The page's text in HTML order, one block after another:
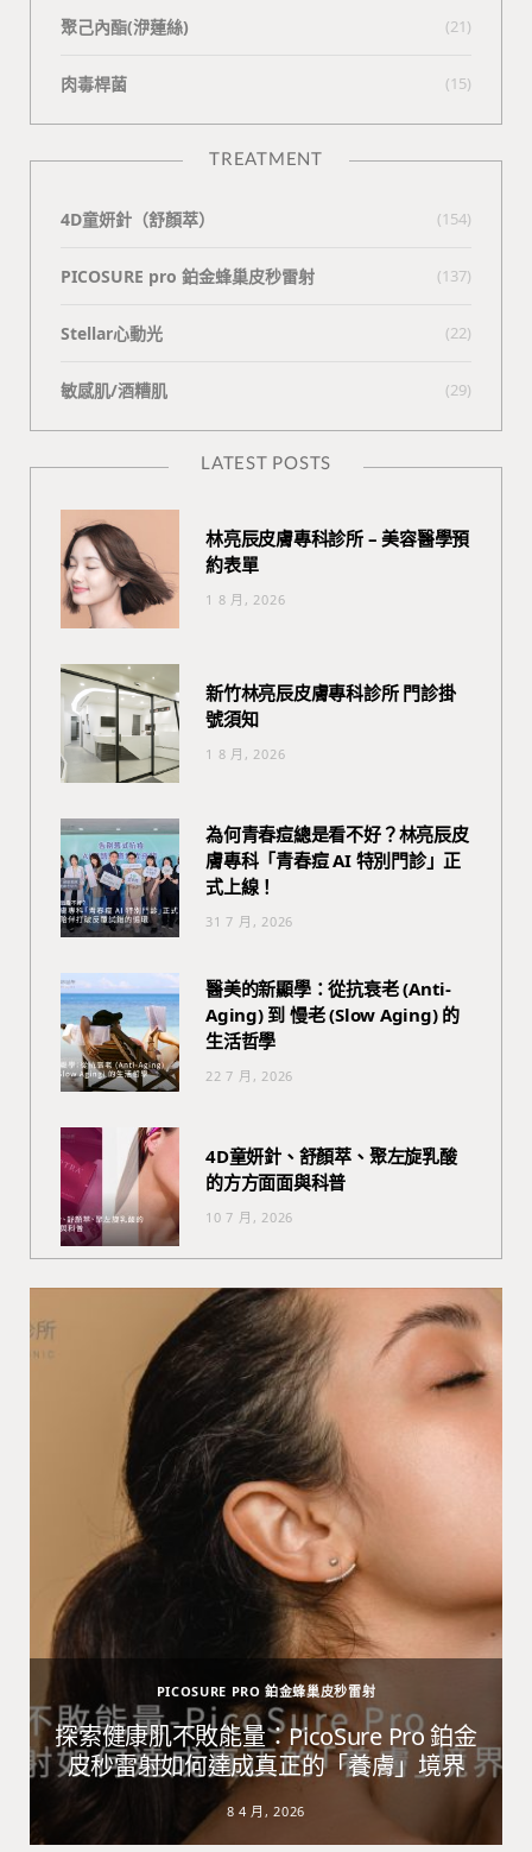
聚己內酯(洢蓮絲) (21)
肉毒桿菌 (15)
TREATMENT
4D童妍針（舒顏萃） (154)
PICOSURE pro 鉑金蜂巢皮秒雷射 (137)
Stellar心動光 (22)
敏感肌/酒糟肌 (29)
LATEST POSTS
林亮辰皮膚專科診所 – 美容醫學預
約表單
1 8 月, 2026
新竹林亮辰皮膚專科診所 門診掛
號須知
1 8 月, 2026
為何青春痘總是看不好？林亮辰皮
膚專科「青春痘 AI 特別門診」正
式上線！
31 7 月, 2026
醫美的新顯學：從抗衰老 (Anti-
Aging) 到 慢老 (Slow Aging) 的
生活哲學
22 7 月, 2026
4D童妍針、舒顏萃、聚左旋乳酸
的方方面面與科普
10 7 月, 2026
PICOSURE PRO 鉑金蜂巢皮秒雷射
探索健康肌不敗能量：PicoSure Pro 鉑金
皮秒雷射如何達成真正的「養膚」境界
8 4 月, 2026